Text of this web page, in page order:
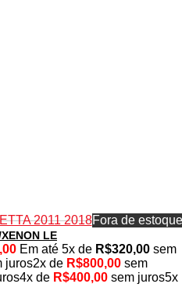
Fora de estoque
LE
Em até 5x de R$320,00 sem
juros2x de R$800,00 sem
4x de R$400,00 sem juros5x